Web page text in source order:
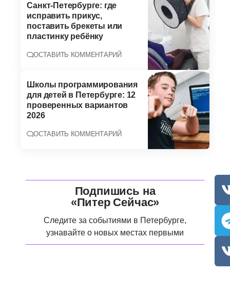
Санкт-Петербурге: где
исправить прикус,
поставить брекеты или
пластинку ребёнку
ОСТАВИТЬ КОММЕНТАРИЙ
Школы программирования
для детей в Петербурге: 12
проверенных вариантов
2026
ОСТАВИТЬ КОММЕНТАРИЙ
Подпишись на
«Питер Сейчас»
Следите за событиями в Петербурге,
узнавайте о новых местах первыми